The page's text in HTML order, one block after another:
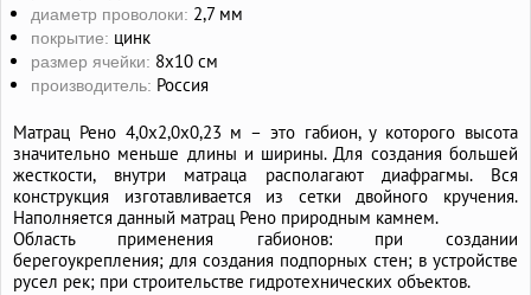
диаметр проволоки: 2,7 мм
покрытие: цинк
размер ячейки: 8x10 см
производитель: Россия
Матрац Рено 4,0х2,0х0,23 м – это габион, у которого высота
значительно меньше длины и ширины. Для создания большей
жесткости, внутри матраца располагают диафрагмы. Вся
конструкция изготавливается из сетки двойного кручения.
Наполняется данный матрац Рено природным камнем.
Область применения габионов: при создании
берегоукрепления; для создания подпорных стен; в устройстве
русел рек; при строительстве гидротехнических объектов.